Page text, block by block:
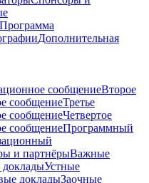
Программа
Дополнительная
сообщениеВторое
сообщениеТретье
сообщениеЧетвертое
сообщениеПрограммный
и партнёрыВажные
Устные
докладыЗаочные